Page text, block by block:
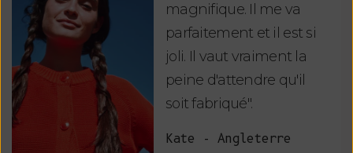
magnifique. Il me va
parfaitement et il est si
joli. Il vaut vraiment la
peine d'attendre qu'il
soit fabriqué".
Kate - Angleterre